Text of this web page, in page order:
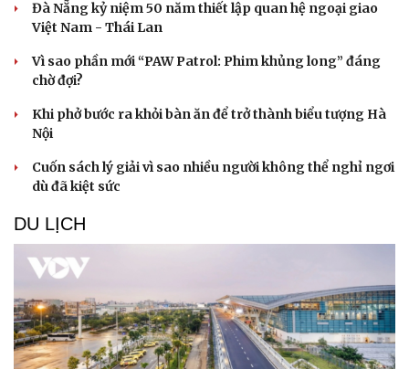
Doanh nghiệp
Doanh nghiệp 24h
Doanh nhân
Vì cộng đồng
Tin Công nghệ
Trải nghiệm
Chuyển đổi số
Đà Nẵng kỷ niệm 50 năm thiết lập quan hệ ngoại giao
Việt Nam - Thái Lan
Vì sao phần mới “PAW Patrol: Phim khủng long” đáng
chờ đợi?
Khi phở bước ra khỏi bàn ăn để trở thành biểu tượng Hà
Nội
Cuốn sách lý giải vì sao nhiều người không thể nghỉ ngơi
dù đã kiệt sức
DU LỊCH